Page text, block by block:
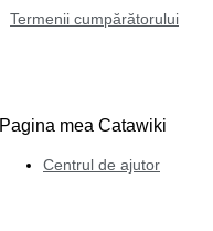
Termenii cumpărătorului
Pagina mea Catawiki
Centrul de ajutor